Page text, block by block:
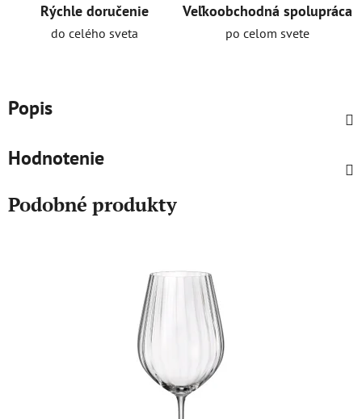
Rýchle doručenie
do celého sveta
Veľkoobchodná spolupráca
po celom svete
Popis
Hodnotenie
Podobné produkty